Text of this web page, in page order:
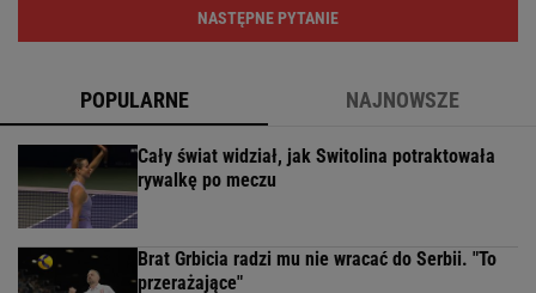
NASTĘPNE PYTANIE
POPULARNE NAJNOWSZE
Cały świat widział, jak Switolina potraktowała
rywalkę po meczu
Brat Grbicia radzi mu nie wracać do Serbii. "To
przerażające"